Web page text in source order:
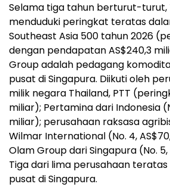
Selama tiga tahun berturut-turut,
menduduki peringkat teratas
Southeast Asia 500 tahun 2026
dengan pendapatan AS$240,3
Group adalah pedagang
pusat di Singapura. Diikuti oleh
milik negara Thailand, PTT
miliar); Pertamina dari Indonesia
miliar); perusahaan raksasa
Wilmar International (No. 4,
Olam Group dari Singapura (No. 5,
Tiga dari lima perusahaan
pusat di Singapura.